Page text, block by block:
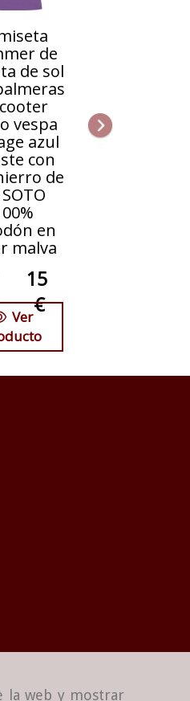
la web y mostrar
de
de sol
vespa
azul
con
de
en
malva
15
€
Ver